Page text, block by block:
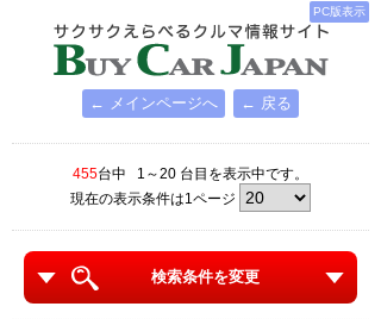
PC版表示
← メインページへ ← 戻る
455台中 1～20 台目を表示中です。
現在の表示条件は1ページ
検索条件を変更